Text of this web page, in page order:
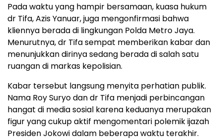
Pada waktu yang hampir bersamaan, kuasa hukum
dr Tifa, Azis Yanuar, juga mengonfirmasi bahwa
kliennya berada di lingkungan Polda Metro Jaya.
Menurutnya, dr Tifa sempat memberikan kabar dan
menunjukkan dirinya sedang berada di salah satu
ruangan di markas kepolisian.
Kabar tersebut langsung menyita perhatian publik.
Nama Roy Suryo dan dr Tifa menjadi perbincangan
hangat di media sosial karena keduanya merupakan
figur yang cukup aktif mengomentari polemik ijazah
Presiden Jokowi dalam beberapa waktu terakhir.